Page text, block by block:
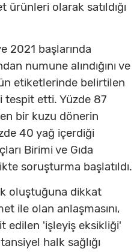
olarak satıldığı
2021 başlarında
numune alındığını ve
etiketlerinde belirtilen
tespit etti. Yüzde 87
bir kuzu dönerin
40 yağ içerdiği
Birimi ve Gıda
soruşturma başlatıldı.
oluştuğuna dikkat
ile olan anlaşmasını,
edilen 'işleyiş eksikliği'
halk sağlığı